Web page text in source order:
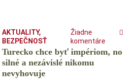
AKTUALITY,
BEZPEČNOSŤ
Žiadne
komentáre
Turecko chce byť impériom, no
silné a nezávislé nikomu
nevyhovuje